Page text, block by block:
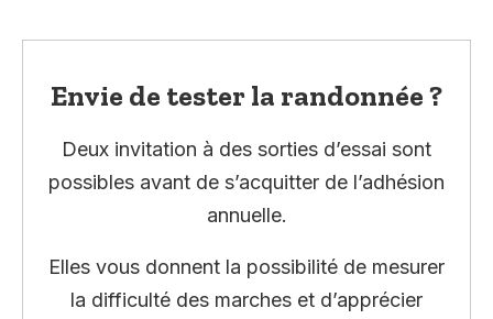
Envie de tester la randonnée ?
Deux invitation à des sorties d’essai sont
possibles avant de s’acquitter de l’adhésion
annuelle.
Elles vous donnent la possibilité de mesurer
la difficulté des marches et d’apprécier